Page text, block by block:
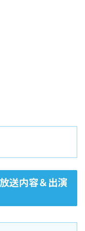
送内容＆出演